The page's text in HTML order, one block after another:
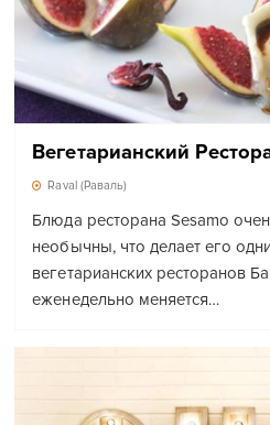
Вегетарианский
Raval (Раваль)
Блюда ресторана Sesamo
необычны, что делает его
вегетарианских ресторанов
еженедельно меняется…